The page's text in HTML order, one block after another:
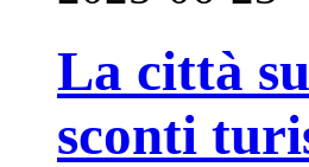
La città
sconti